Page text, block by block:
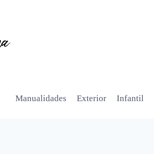
Manualidades Exterior Infantil